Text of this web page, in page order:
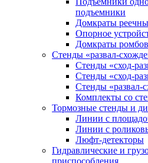
подъемники
Домкраты
Опорное
Домкраты
Стенды «развал-
Стенды «сход-
Стенды «сход-
Стенды
Комплекты со
Тормозные стенды и
Линии с
Линии с
Люфт-детекторы
Гидравлические и
приспособления